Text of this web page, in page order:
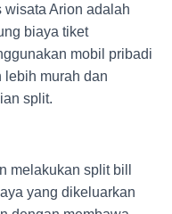
wisata Arion adalah
biaya tiket
mobil pribadi
lebih murah dan
split.
melakukan split bill
yang dikeluarkan